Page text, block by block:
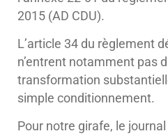
2015 (AD CDU).
L’article 34 du règlement
n’entrent notamment pas
transformation
simple conditionnement.
Pour notre girafe, le